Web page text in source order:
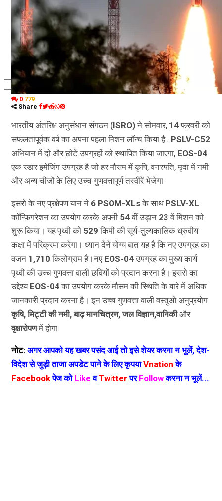
कृषि
धर्म
विज्ञान तकनीकी
0 779
Share
भारतीय अंतरिक्ष अनुसंधान संगठन (ISRO)ने सोमवार, 14फरवरी को
सफलतापूर्वक वर्ष का अपना पहला मिशन लॉन्च किया है . PSLV-C52
अभियान में दो और छोटे उपग्रहों को स्थापित किया जाएगा, EOS-04
एक रडार इमेजिंग उपग्रह है जो हर मौसम में कृषि, वनस्पति, मृदा में नमी
और अन्य चीजों के लिए उच्च गुणवत्तापूर्ण तस्वीरें भेजेगा
इसरो के नए प्रक्षेपण यान ने 6 PSOM-XLsके साथ PSLV-XL
कॉन्फ़िगरेशन का उपयोग करके अपनी 54वीं उड़ान 23 वें मिशन को
शुरू किया। यह पृथ्वी को 529 किमी की सूर्य-तुल्यकालिक ध्रुवीय
कक्षा में परिक्रमा करेगा। ध्यान देने योग्य बात यह है कि नए उपग्रह का
वजन 1,710 किलोग्राम है।नए EOS-04उपग्रह का मुख्य कार्य
पृथ्वी की उच्च गुणवत्ता वाली छवियों को प्रदान करना है। इसरो का
उद्देश्य EOS-04का उपयोग करके मौसम की स्थिति के बारे में अधिक
जानकारी प्रदान करना है। इन उच्च गुणवत्ता वाली वस्तुओ अनुप्रयोग
कृषि, मिट्टी की नमी, बाढ़ मानचित्रण, जल विज्ञान,वानिकीऔर
वृक्षारोपणमें होगा.
नोट: अगर आपको यह खबर पसंद आई तो इसे शेयर करना न भूलें, देश-
विदेश से जुड़ी ताजा अपडेट पाने के लिए कृपयाVnation के
Facebookपेज को Like वTwitter परFollowकरना न भूलें...